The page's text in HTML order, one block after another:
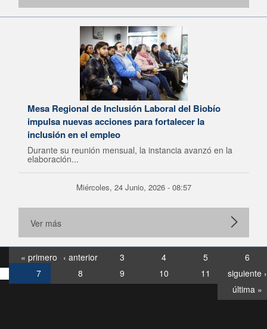
Mesa Regional de Inclusión Laboral del Biobío
impulsa nuevas acciones para fortalecer la
inclusión en el empleo
Durante su reunión mensual, la instancia avanzó en la
elaboración...
Miércoles, 24 Junio, 2026 - 08:57
Ver más
« primero ‹ anterior 3 4 5
6
7
8 9 10 11
siguiente ›
última »